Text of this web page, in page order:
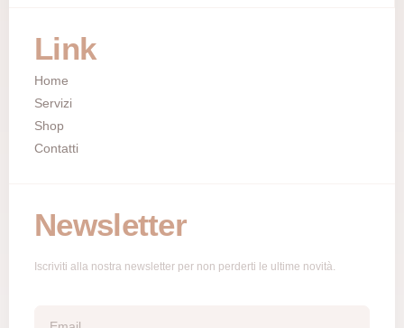
Link
Home
Servizi
Shop
Contatti
Newsletter
Iscriviti alla nostra newsletter per non perderti le ultime novità.